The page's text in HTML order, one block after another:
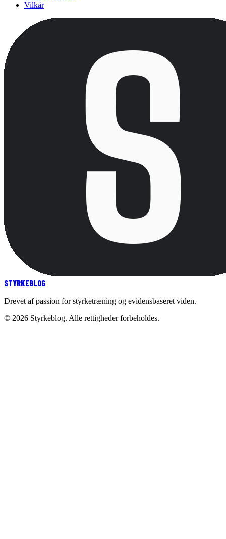
Vilkår
STYRKEBLOG
Drevet af passion for styrketræning og evidensbaseret viden.
© 2026 Styrkeblog. Alle rettigheder forbeholdes.